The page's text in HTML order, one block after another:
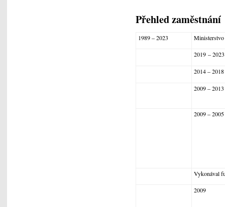
Přehled zaměstnání
1989 – 2023 Ministerstvo
2019 – 2023
2014 – 2018
2009 – 2013
2009 – 2005
Vykonával
2009